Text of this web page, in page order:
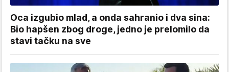
Oca izgubio mlad, a onda sahranio i dva sina:
Bio hapšen zbog droge, jedno je prelomilo da
stavi tačku na sve